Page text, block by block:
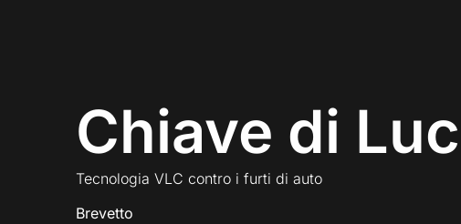
Chiave di
Tecnologia VLC contro i furti di auto
Brevetto